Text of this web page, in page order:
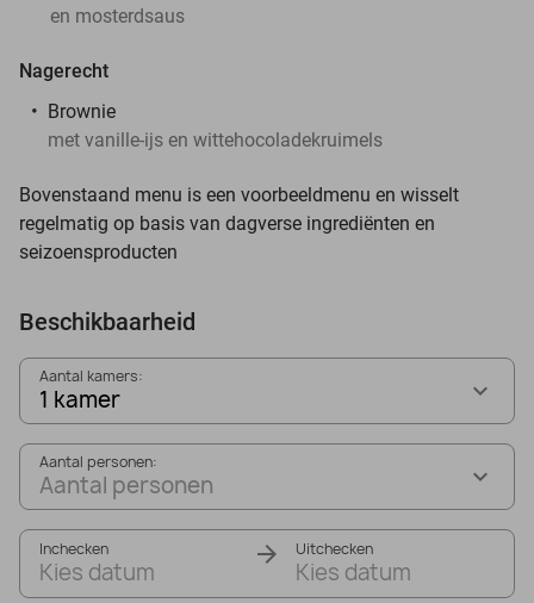
en mosterdsaus
Nagerecht
Brownie
met vanille-ijs en wittehocoladekruimels
Bovenstaand menu is een voorbeeldmenu en wisselt
regelmatig op basis van dagverse ingrediënten en
seizoensproducten
Beschikbaarheid
Aantal kamers:
1 kamer
Aantal personen:
Aantal personen
Inchecken
Kies datum
Uitchecken
Kies datum